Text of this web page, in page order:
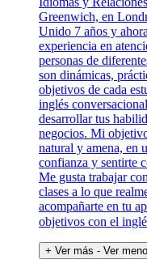
Greenwich, en
Unido 7 años y
experiencia en
personas de
son dinámicas,
objetivos de cada
inglés
desarrollar tus
negocios. Mi
natural y amena, en
confianza y sentirte
Me gusta trabajar
clases a lo que
acompañarte en tu
objetivos con el
+ Ver más - Ver